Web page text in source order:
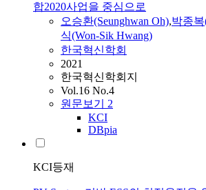
합2020사업을 중심으로
오승환(Seunghwan Oh),박종복
식(Won-Sik Hwang)
한국혁신학회
2021
한국혁신학회지
Vol.16 No.4
원문보기 2
KCI
DBpia
KCI등재